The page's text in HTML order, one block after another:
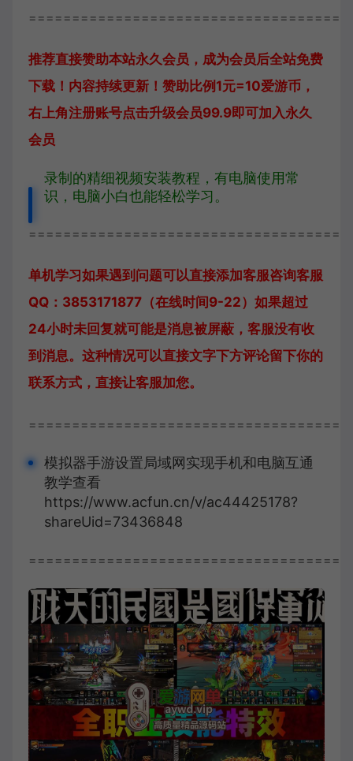
推荐直接赞助本站永久会员，成为会员后全站免费
下载！内容持续更新！赞助比例1元=10爱游币，
右上角注册账号点击升级会员99.9即可加入永久
会员
录制的精细视频安装教程，有电脑使用常
识，电脑小白也能轻松学习。
单机学习如果遇到问题可以直接添加客服咨询客服
QQ：3853171877（在线时间9-22） 如果超过
24小时未回复就可能是消息被屏蔽，客服没有收
到消息。这种情况可以直接文字下方评论留下你的
联系方式，直接让客服加您。
模拟器手游设置局域网实现手机和电脑互通
教学查看
https://www.acfun.cn/v/ac44425178?
shareUid=73436848